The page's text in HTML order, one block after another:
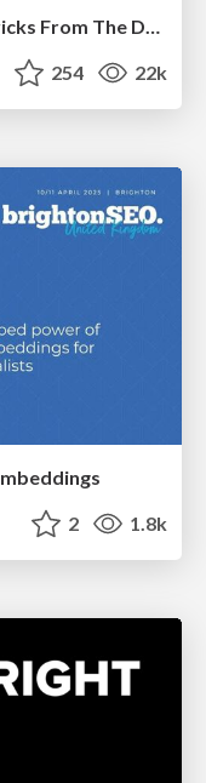
Responsive Adventures: Dirty Tricks From The Dark Corners of Front-End
254 22k
2 1.8k